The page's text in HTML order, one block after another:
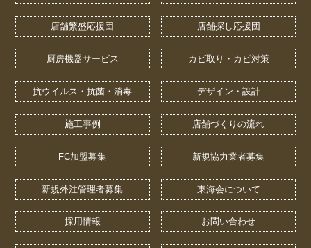
店舗繁盛応援団 店舗探し応援団
厨房機器サービス カビ取り・カビ対策
抗ウイルス・抗菌・消毒 デザイン・設計
施工事例 店舗づくりの流れ
FC加盟募集 新規協力業者募集
新規外注管理者募集 東海会について
採用情報 お問い合わせ